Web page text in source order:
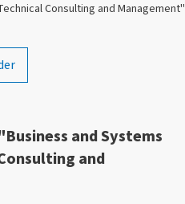
Consulting and Management"
and Systems
and